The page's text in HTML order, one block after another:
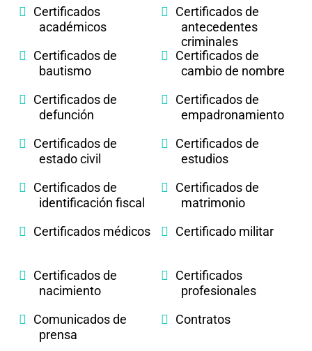
Certificados
académicos
Certificados de
antecedentes
criminales
Certificados de
bautismo
Certificados de
cambio de nombre
Certificados de
defunción
Certificados de
empadronamiento
Certificados de
estado civil
Certificados de
estudios
Certificados de
identificación fiscal
Certificados de
matrimonio
Certificados médicos
Certificado militar
Certificados de
nacimiento
Certificados
profesionales
Comunicados de
prensa
Contratos